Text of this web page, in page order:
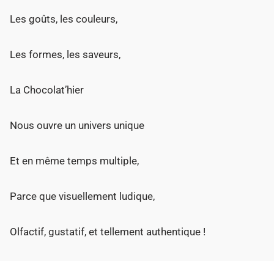
Les goûts, les couleurs,
Les formes, les saveurs,
La Chocolat’hier
Nous ouvre un univers unique
Et en même temps multiple,
Parce que visuellement ludique,
Olfactif, gustatif, et tellement authentique !